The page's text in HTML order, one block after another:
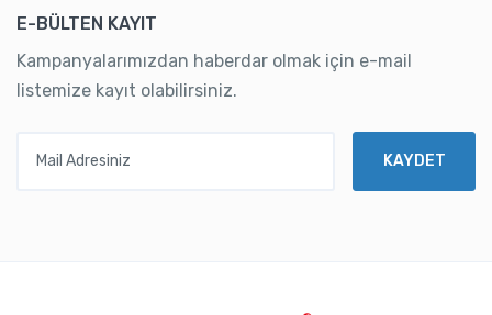
E-BÜLTEN KAYIT
Kampanyalarımızdan haberdar olmak için e-mail
listemize kayıt olabilirsiniz.
KAYDET